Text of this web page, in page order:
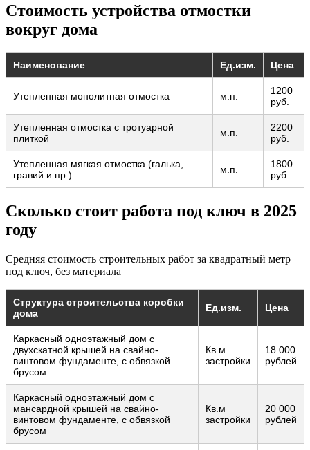
Стоимость устройства отмостки
вокруг дома
Наименование Ед.изм. Цена
Утепленная монолитная отмостка м.п.
1200
руб.
Утепленная отмостка с тротуарной
плиткой
м.п.
2200
руб.
Утепленная мягкая отмостка (галька,
гравий и пр.)
м.п.
1800
руб.
Сколько стоит работа под ключ в 2025
году
Средняя стоимость строительных работ за квадратный метр
под ключ, без материала
Структура строительства коробки
дома
Ед.изм. Цена
Каркасный одноэтажный дом с
двухскатной крышей на свайно-
винтовом фундаменте, с обвязкой
брусом
Кв.м
застройки
18 000
рублей
Каркасный одноэтажный дом с
мансардной крышей на свайно-
винтовом фундаменте, с обвязкой
брусом
Кв.м
застройки
20 000
рублей